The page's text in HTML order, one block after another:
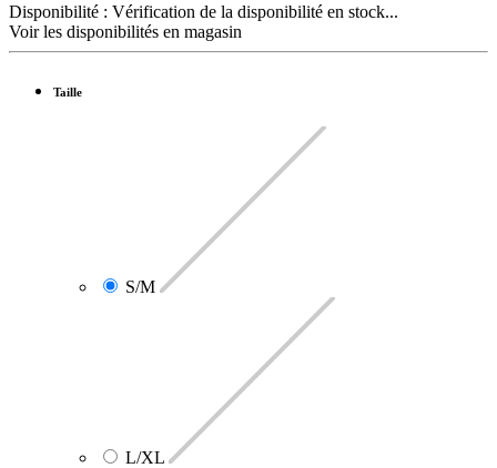
Disponibilité : Vérification de la disponibilité en stock...
Voir les disponibilités en magasin
Taille
S/M
L/XL